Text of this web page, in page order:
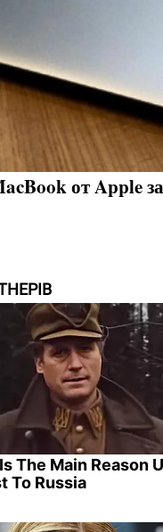
от Apple
The Main Reason
To Russia